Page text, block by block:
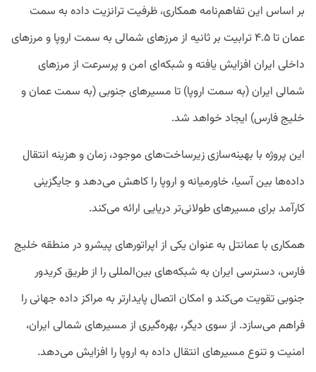
بر اساس این تفاهم‌نامه همکاری، ظرفیت ترانزیت داده به سمت
عمان تا ۴.۵ ترابیت بر ثانیه از مرزهای شمالی به سمت اروپا و مرزهای
داخلی ایران افزایش یافته و شبکه‌ای امن و پرسرعت از مرزهای
شمالی ایران (به سمت اروپا) تا مسیرهای جنوبی (به سمت عمان و
خلیج فارس) ایجاد خواهد شد.
این پروژه با بهینه‌سازی زیرساخت‌‌های موجود، زمان و هزینه انتقال
داده‌ها بین آسیا، خاورمیانه و اروپا را کاهش می‌دهد و جایگزینی
کارآمد برای مسیرهای طولانی‌تر دریایی ارائه می‌کند.
همکاری با عمانتل به عنوان یکی از اپراتورهای پیشرو در منطقه خلیج
فارس، دسترسی ایران به شبکه‌های بین‌المللی را از طریق کریدور
جنوبی تقویت می‌کند و امکان اتصال پایدارتر به مراکز داده جهانی را
فراهم می‌سازد. از سوی دیگر، بهره‌گیری از مسیرهای شمالی ایران،
امنیت و تنوع مسیرهای انتقال داده به اروپا را افزایش می‌دهد.